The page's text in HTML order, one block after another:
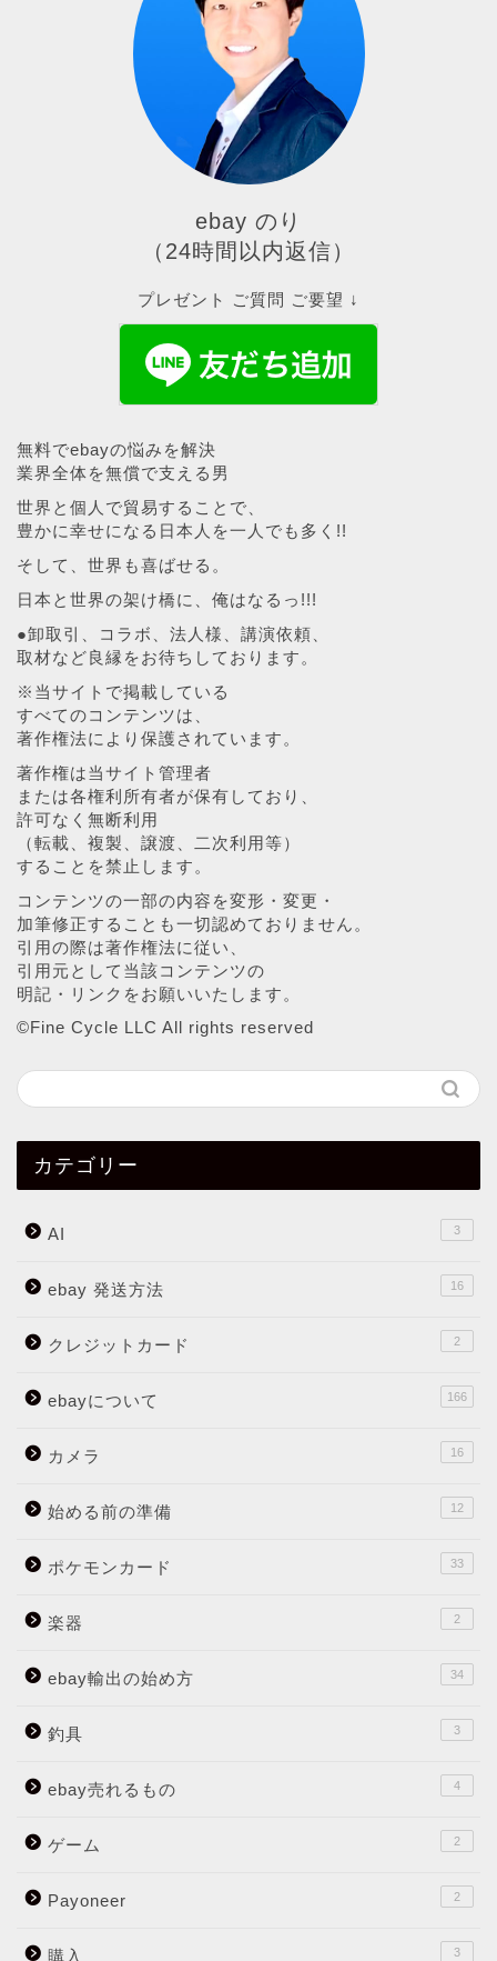
ebay のり
（24時間以内返信）
プレゼント ご質問 ご要望 ↓
無料でebayの悩みを解決
業界全体を無償で支える男
世界と個人で貿易することで、
豊かに幸せになる日本人を一人でも多く!!
そして、世界も喜ばせる。
日本と世界の架け橋に、俺はなるっ!!!
●卸取引、コラボ、法人様、講演依頼、
取材など良縁をお待ちしております。
※当サイトで掲載している
すべてのコンテンツは、
著作権法により保護されています。
著作権は当サイト管理者
または各権利所有者が保有しており、
許可なく無断利用
（転載、複製、譲渡、二次利用等）
することを禁止します。
コンテンツの一部の内容を変形・変更・
加筆修正することも一切認めておりません。
引用の際は著作権法に従い、
引用元として当該コンテンツの
明記・リンクをお願いいたします。
©︎Fine Cycle LLC All rights reserved
カテゴリー
AI 3
ebay 発送方法 16
クレジットカード 2
ebayについて 166
カメラ 16
始める前の準備 12
ポケモンカード 33
楽器 2
ebay輸出の始め方 34
釣具 3
ebay売れるもの 4
ゲーム 2
Payoneer 2
購入 3